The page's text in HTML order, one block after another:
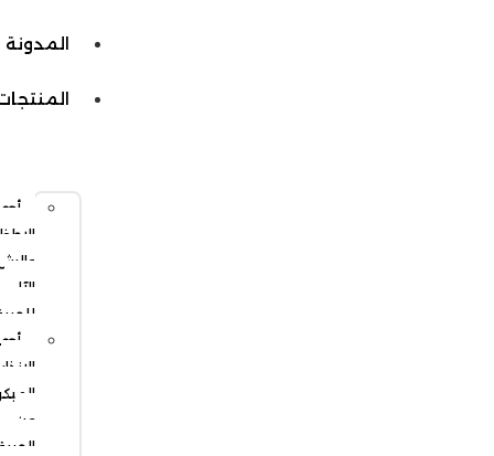
المدونة
المنتجات
أجهزة
الإطفاء
للحريق
أجهزة
الحريق